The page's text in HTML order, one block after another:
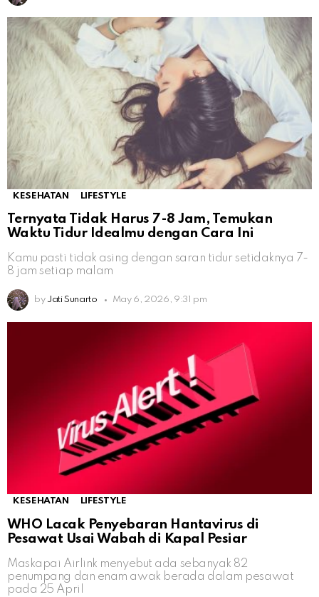
KESEHATAN LIFESTYLE
Ternyata Tidak Harus 7-8 Jam, Temukan
Waktu Tidur Idealmu dengan Cara Ini
Kamu pasti tidak asing dengan saran tidur setidaknya 7-
8 jam setiap malam
by Jati Sunarto May 6, 2026, 9:31 pm
KESEHATAN LIFESTYLE
WHO Lacak Penyebaran Hantavirus di
Pesawat Usai Wabah di Kapal Pesiar
Maskapai Airlink menyebut ada sebanyak 82
penumpang dan enam awak berada dalam pesawat
pada 25 April